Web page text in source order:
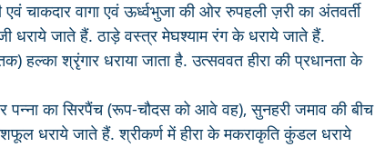
चाकदार वागा एवं ऊर्ध्वभुजा की ओर रुपहली ज़री का अंतवर्ती
धराये जाते हैं. ठाड़े वस्त्र मेघश्याम रंग के धराये जाते हैं.
हल्का श्रृंगार धराया जाता है. उत्सववत हीरा की प्रधानता के
का सिरपैंच (रूप-चौदस को आवे वह), सुनहरी जमाव की बीच
धराये जाते हैं. श्रीकर्ण में हीरा के मकराकृति कुंडल धराये